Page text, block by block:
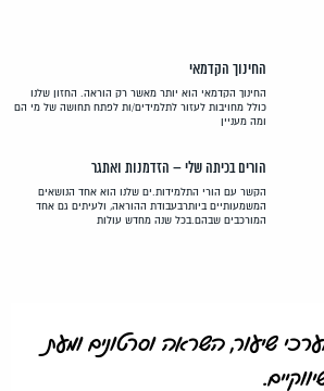
החינוך הקדמאי
החינוך הקדמאי הוא יותר מאשר רק הוראה. החזון שלנו
כולל מחויבות לעזור לתלמידים/ות לפתח תחושה של מי הם
ומה מעניין
הורים בכיתה שלי – הזדמנות ואתגר
הקשר עם הורי התלמידות.ים שלנו הוא אחד הנושאים
המשמעותיים ביותרבעבודת ההוראה, ולעיתים גם אחד
המורכבים שבהם.בכל שנה מחדש עולות
שיעור, השראה וסרטונים ומעת